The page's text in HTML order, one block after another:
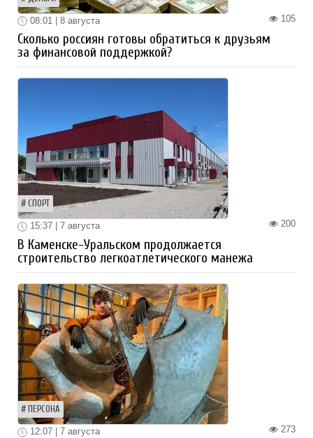
105
08:01 | 8 августа
Сколько россиян готовы обратиться к друзьям
за финансовой поддержкой?
СПОРТ
200
15:37 | 7 августа
В Каменске-Уральском продолжается
строительство легкоатлетического манежа
ПЕРСОНА
273
12:07 | 7 августа